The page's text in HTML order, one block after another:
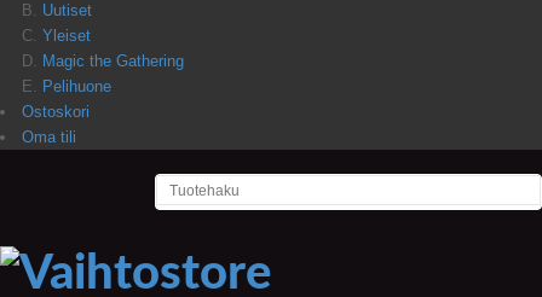
Uutiset
Yleiset
Magic the Gathering
Pelihuone
Ostoskori
Oma tili